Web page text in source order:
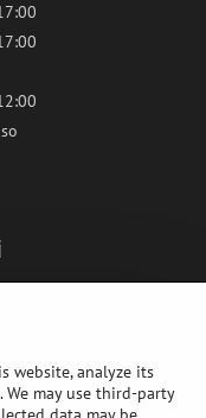
website, analyze its
may use third-party